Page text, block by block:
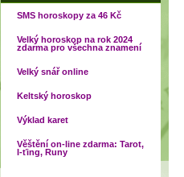
SMS horoskopy za 46 Kč
Velký horoskop na rok 2024
zdarma pro všechna znamení
Velký snář online
Keltský horoskop
Výklad karet
Věštění on-line zdarma: Tarot,
I-ťing, Runy